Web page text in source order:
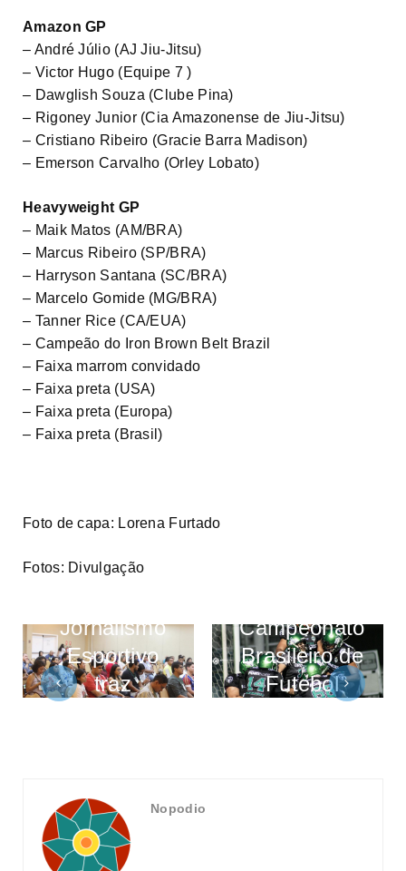
Amazon GP
– André Júlio (AJ Jiu-Jitsu)
– Victor Hugo (Equipe 7 )
– Dawglish Souza (Clube Pina)
– Rigoney Junior (Cia Amazonense de Jiu-Jitsu)
– Cristiano Ribeiro (Gracie Barra Madison)
– Emerson Carvalho (Orley Lobato)
Heavyweight GP
– Maik Matos (AM/BRA)
– Marcus Ribeiro (SP/BRA)
– Harryson Santana (SC/BRA)
– Marcelo Gomide (MG/BRA)
– Tanner Rice (CA/EUA)
– Campeão do Iron Brown Belt Brazil
– Faixa marrom convidado
– Faixa preta (USA)
– Faixa preta (Europa)
– Faixa preta (Brasil)
Foto de capa: Lorena Furtado
Fotos: Divulgação
Jornalismo
Esportivo
traz
Campeonato
Brasileiro de
Futebol
Nopodio